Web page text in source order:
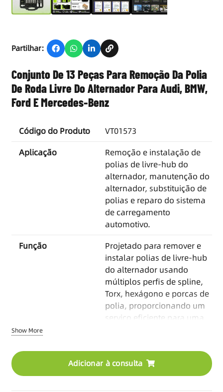
Partilhar:
Conjunto De 13 Peças Para Remoção Da Polia
De Roda Livre Do Alternador Para Audi, BMW,
Ford E Mercedes-Benz
Código do Produto
VT01573
Aplicação
Remoção e instalação de
polias de livre-hub do
alternador, manutenção do
alternador, substituição de
polias e reparo do sistema
de carregamento
automotivo.
Função
Projetado para remover e
instalar polias de livre-hub
do alternador usando
múltiplos perfis de spline,
Torx, hexágono e porcas de
polia, proporcionando um
serviço eficiente para uma
Aço ao carbono
Show More
Adicionar à consulta